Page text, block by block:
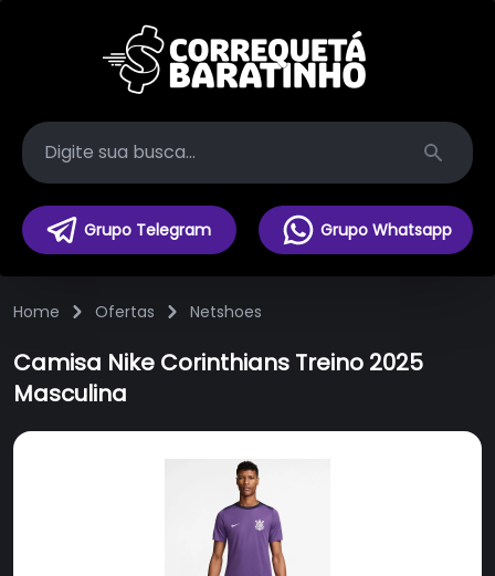
Search
Grupo Telegram Grupo Whatsapp
Home Ofertas Netshoes
Camisa Nike Corinthians Treino 2025
Masculina